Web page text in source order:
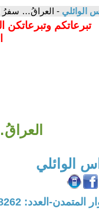
الوائلي - العراقُ… سفرُ
تبرعاتكم وتبرعاتكن
الوائلي
العدد: 8262 - 2025 / 2 / 23 - 19:50